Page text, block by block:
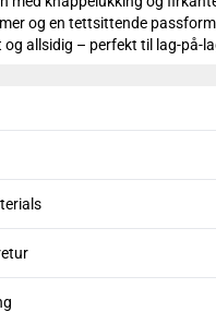
og en tettsittende
og allsidig – perfekt til lag-på-